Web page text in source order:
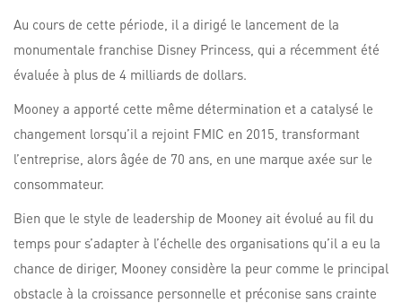
Au cours de cette période, il a dirigé le lancement de la
monumentale franchise Disney Princess, qui a récemment été
évaluée à plus de 4 milliards de dollars.
Mooney a apporté cette même détermination et a catalysé le
changement lorsqu’il a rejoint FMIC en 2015, transformant
l’entreprise, alors âgée de 70 ans, en une marque axée sur le
consommateur.
Bien que le style de leadership de Mooney ait évolué au fil du
temps pour s’adapter à l’échelle des organisations qu’il a eu la
chance de diriger, Mooney considère la peur comme le principal
obstacle à la croissance personnelle et préconise sans crainte